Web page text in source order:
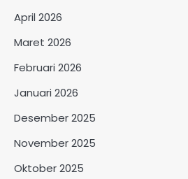
April 2026
Maret 2026
Februari 2026
Januari 2026
Desember 2025
November 2025
Oktober 2025